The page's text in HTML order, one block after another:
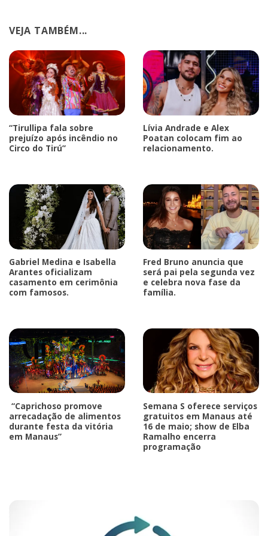
VEJA TAMBÉM...
“Tirullipa fala sobre
prejuízo após incêndio no
Circo do Tirú”
Lívia Andrade e Alex
Poatan colocam fim ao
relacionamento.
Gabriel Medina e Isabella
Arantes oficializam
casamento em cerimônia
com famosos.
Fred Bruno anuncia que
será pai pela segunda vez
e celebra nova fase da
família.
“Caprichoso promove
arrecadação de alimentos
durante festa da vitória
em Manaus”
Semana S oferece serviços
gratuitos em Manaus até
16 de maio; show de Elba
Ramalho encerra
programação